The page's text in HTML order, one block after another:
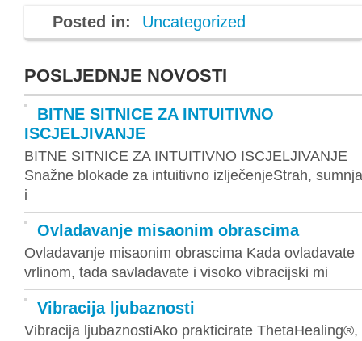
Posted in: Uncategorized
POSLJEDNJE NOVOSTI
BITNE SITNICE ZA INTUITIVNO
ISCJELJIVANJE
BITNE SITNICE ZA INTUITIVNO ISCJELJIVANJE
Snažne blokade za intuitivno izlječenjeStrah, sumnja
i
Ovladavanje misaonim obrascima
Ovladavanje misaonim obrascima Kada ovladavate
vrlinom, tada savladavate i visoko vibracijski mi
Vibracija ljubaznosti
Vibracija ljubaznostiAko prakticirate ThetaHealing®,